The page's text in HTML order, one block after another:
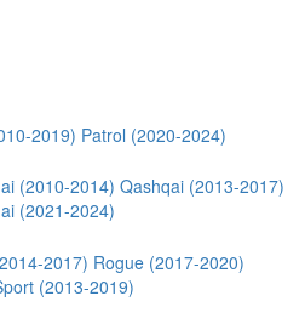
2019) Patrol (2020-2024)
(2010-2014) Qashqai (2013-2017)
(2021-2024)
2017) Rogue (2017-2020)
(2013-2019)